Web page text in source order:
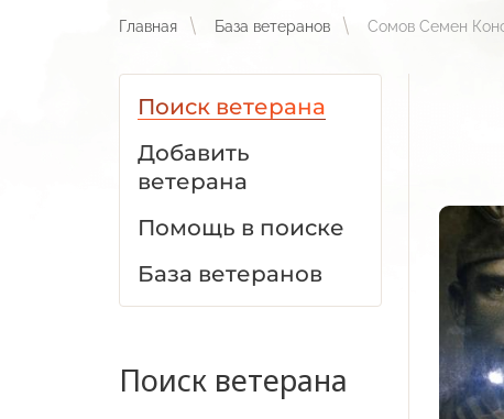
Главная База ветеранов Сомов Семен
Поиск ветерана
Добавить
ветерана
Помощь в поиске
База ветеранов
Поиск ветерана